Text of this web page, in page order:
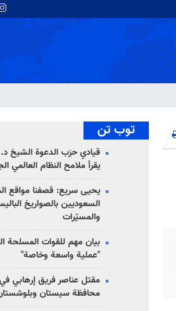
توب تن
قيادي حزب الدعوة الشيخ
يقرأ ملامح النظام العالمي
يحيى سريع: قصفنا مواقع
السعوديين بالصواريخ
والمسيّرات
بيان مهم للقوات المسلحة
"عملية واسعة وخاصة"
مقتل عناصر فريق إرهابي
محافظة سيستان